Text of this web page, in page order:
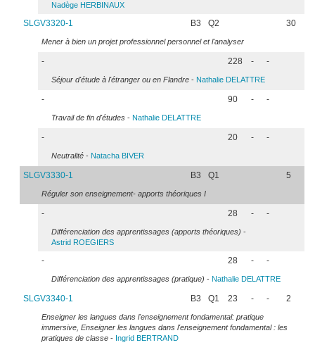
Nadège HERBINAUX
SLGV3320-1 B3 Q2 30
Mener à bien un projet professionnel personnel et l'analyser
- 228 - -
Séjour d'étude à l'étranger ou en Flandre - Nathalie DELATTRE
- 90 - -
Travail de fin d'études - Nathalie DELATTRE
- 20 - -
Neutralité - Natacha BIVER
SLGV3330-1 B3 Q1 5
Réguler son enseignement- apports théoriques I
- 28 - -
Différenciation des apprentissages (apports théoriques) -
Astrid ROEGIERS
- 28 - -
Différenciation des apprentissages (pratique) - Nathalie DELATTRE
SLGV3340-1 B3 Q1 23 - - 2
Enseigner les langues dans l'enseignement fondamental: pratique
immersive, Enseigner les langues dans l'enseignement fondamental : les
pratiques de classe - Ingrid BERTRAND